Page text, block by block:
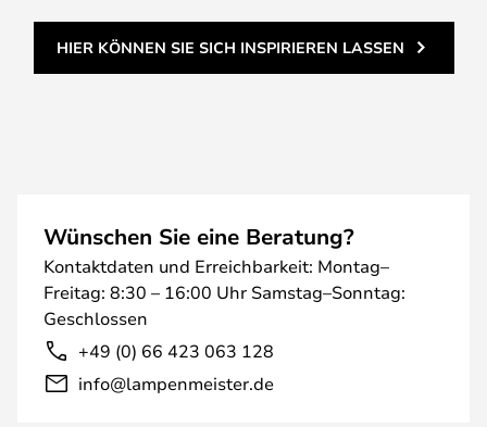
HIER KÖNNEN SIE SICH INSPIRIEREN LASSEN
Wünschen Sie eine Beratung?
Kontaktdaten und Erreichbarkeit: Montag–
Freitag: 8:30 – 16:00 Uhr Samstag–Sonntag:
Geschlossen
+49 (0) 66 423 063 128
info@lampenmeister.de